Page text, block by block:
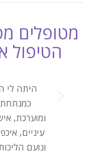
מטופלים
הטיפול
היתה לי
ומוערכת,
עיניים,
ונועם